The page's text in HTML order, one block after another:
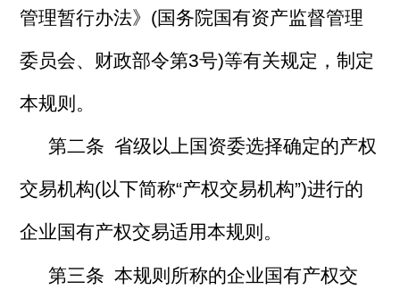
管理暂行办法》(国务院国有资产监督管理
委员会、财政部令第3号)等有关规定，制定
本规则。
第二条 省级以上国资委选择确定的产权
交易机构(以下简称“产权交易机构”)进行的
企业国有产权交易适用本规则。
第三条 本规则所称的企业国有产权交